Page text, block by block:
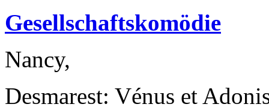
Gesellschaftskomödie
Nancy,
Desmarest: Vénus et